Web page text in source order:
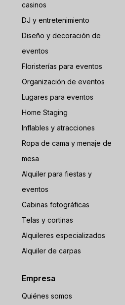
casinos
DJ y entretenimiento
Diseño y decoración de
eventos
Floristerías para eventos
Organización de eventos
Lugares para eventos
Home Staging
Inflables y atracciones
Ropa de cama y menaje de
mesa
Alquiler para fiestas y
eventos
Cabinas fotográficas
Telas y cortinas
Alquileres especializados
Alquiler de carpas
Empresa
Quiénes somos